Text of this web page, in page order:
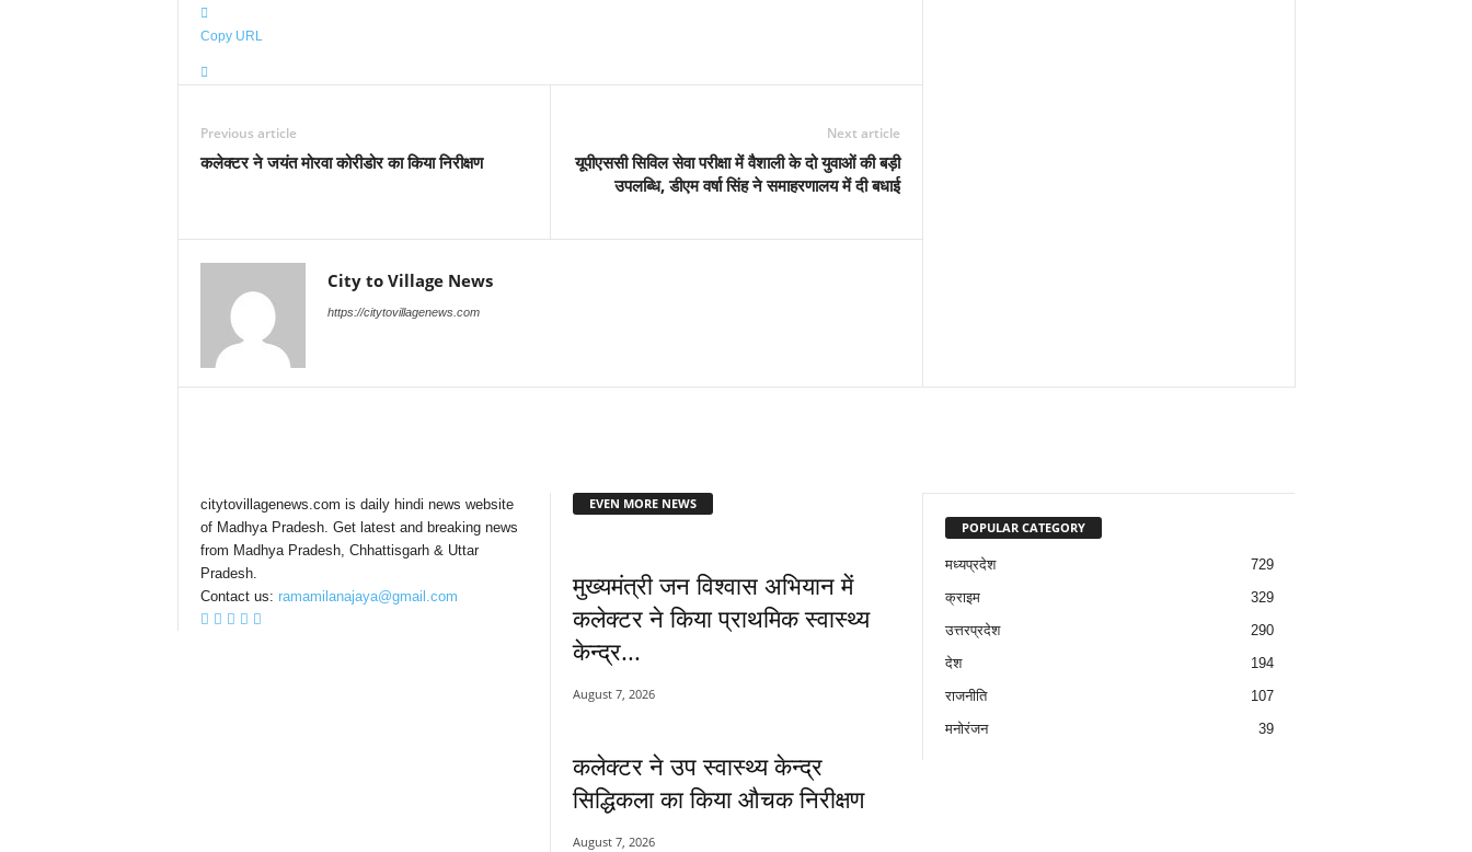
Copy URL
Previous article
कलेक्टर ने जयंत मोरवा कोरीडोर का किया निरीक्षण
Next article
यूपीएससी सिविल सेवा परीक्षा में वैशाली के दो युवाओं की बड़ी
उपलब्धि, डीएम वर्षा सिंह ने समाहरणालय में दी बधाई
City to Village News
https://citytovillagenews.com
citytovillagenews.com is daily hindi news website
of Madhya Pradesh. Get latest and breaking news
from Madhya Pradesh, Chhattisgarh & Uttar
Pradesh.
Contact us: ramamilanajaya@gmail.com
EVEN MORE NEWS
मुख्यमंत्री जन विश्वास अभियान में
कलेक्टर ने किया प्राथमिक स्वास्थ्य
केन्द्र...
August 7, 2026
कलेक्टर ने उप स्वास्थ्य केन्द्र
सिद्धिकला का किया औचक निरीक्षण
August 7, 2026
POPULAR CATEGORY
मध्यप्रदेश
729
क्राइम
329
उत्तरप्रदेश
290
देश
194
राजनीति
107
मनोरंजन
39